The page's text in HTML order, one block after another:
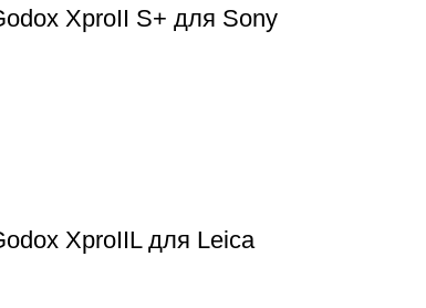
XproII S+ для Sony
XproIIL для Leica